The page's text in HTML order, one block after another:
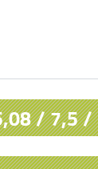
/ 7,5